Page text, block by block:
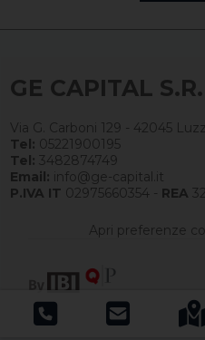
GE CAPITAL
Via G. Carboni 129 - 42045
Tel: 05221900195
Tel: 3482874749
Email: info@ge-capital.it
P.IVA IT 02975660354 - REA
Apri preferenze